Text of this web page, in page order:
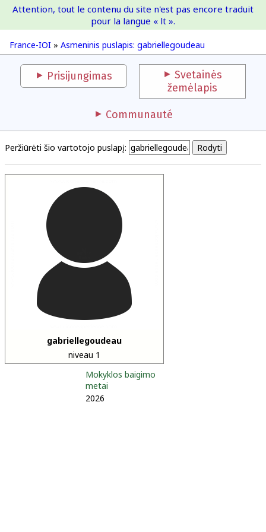
France-IOI
France-IOI » Asmeninis puslapis: gabriellegoudeau
Attention, tout le contenu du site n'est pas encore traduit
pour la langue « lt ».
Prisijungimas
Svetainės
žemėlapis
Communauté
Peržiūrėti šio vartotojo puslapį:
gabriellegoudeau
niveau 1
Mokyklos baigimo
metai
2026